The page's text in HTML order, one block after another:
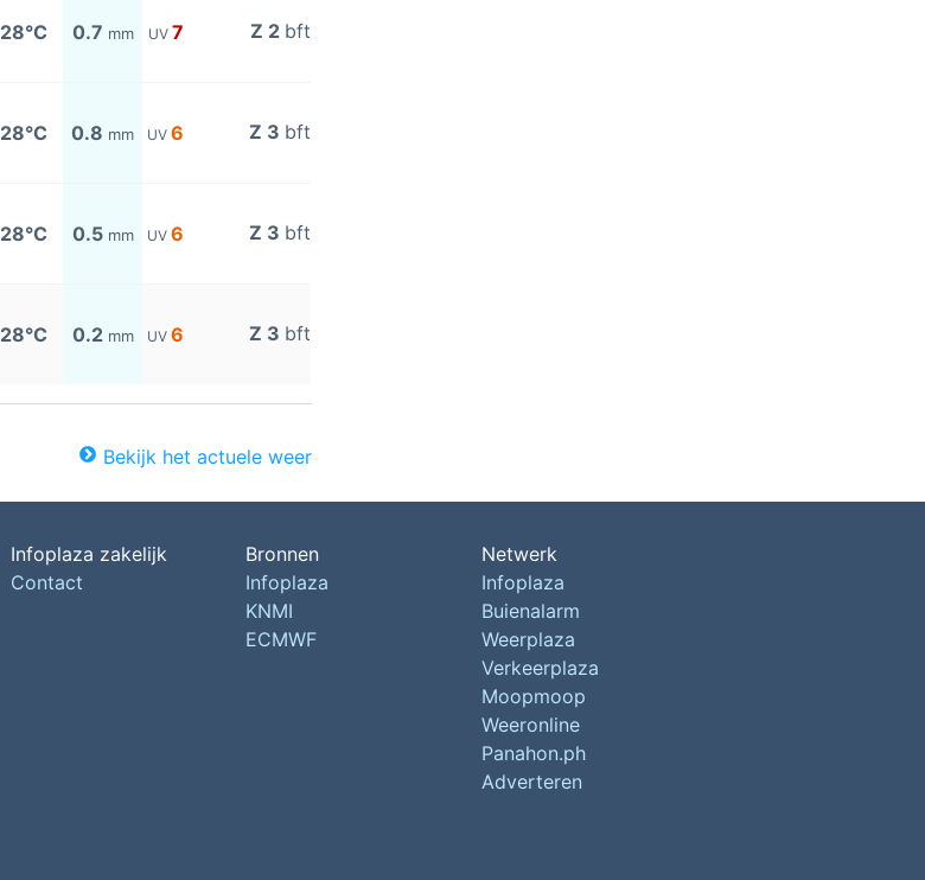
28°C 0.7 mm UV 7 Z 2 bft
28°C 0.8 mm UV 6 Z 3 bft
28°C 0.5 mm UV 6 Z 3 bft
28°C 0.2 mm UV 6 Z 3 bft
Bekijk het actuele weer
Infoplaza zakelijk
Contact
Bronnen
Infoplaza
KNMI
ECMWF
Netwerk
Infoplaza
Buienalarm
Weerplaza
Verkeerplaza
Moopmoop
Weeronline
Panahon.ph
Adverteren